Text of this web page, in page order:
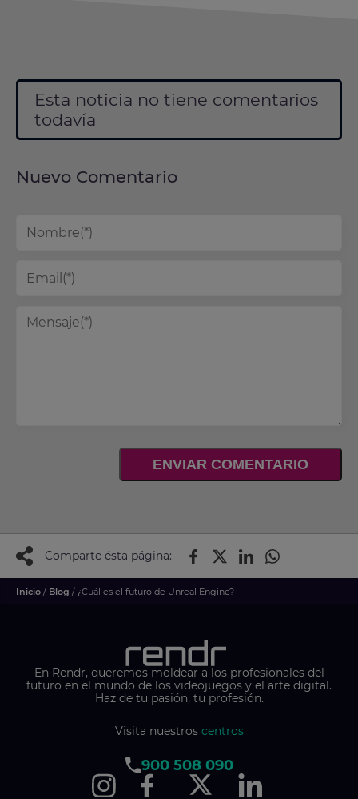
Esta noticia no tiene comentarios
todavía
Nuevo Comentario
ENVIAR COMENTARIO
Comparte ésta página:
Inicio / Blog / ¿Cuál es el futuro de Unreal Engine?
En Rendr, queremos moldear a los profesionales del
futuro en el mundo de los videojuegos y el arte digital.
Haz de tu pasión, tu profesión.
Visita nuestros centros
900 508 090